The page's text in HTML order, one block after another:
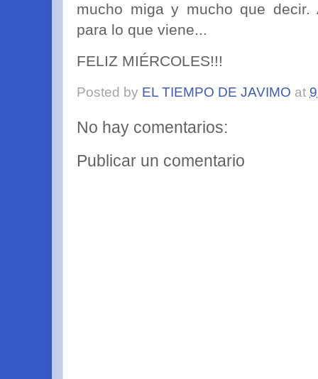
mucho miga y mucho que
para lo que viene...
FELIZ MIÉRCOLES!!!
Posted by EL TIEMPO DE JAVIMO at
No hay comentarios:
Publicar un comentario